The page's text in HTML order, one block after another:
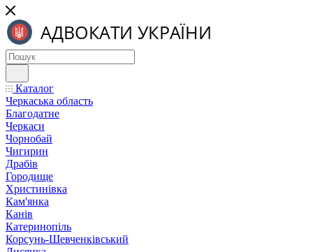
Каталог
Черкаська область
Благодатне
Черкаси
Чорнобай
Чигирин
Драбів
Городище
Христинівка
Кам'янка
Канів
Катеринопіль
Корсунь-Шевченківський